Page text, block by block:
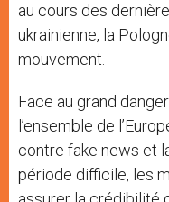
au cours des
ukrainienne, la
mouvement.
Face au grand
l’ensemble de
contre fake news et
période difficile, les